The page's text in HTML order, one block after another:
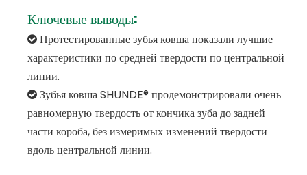
Ключевые выводы:
 Протестированные зубья ковша показали лучшие
характеристики по средней твердости по центральной
линии.
 Зубья ковша SHUNDE® продемонстрировали очень
равномерную твердость от кончика зуба до задней
части короба, без измеримых изменений твердости
вдоль центральной линии.